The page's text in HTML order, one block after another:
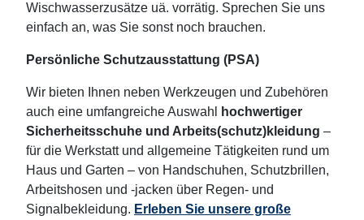
Wischwasserzusätze uä. vorrätig. Sprechen Sie uns
einfach an, was Sie sonst noch brauchen.
Persönliche Schutzausstattung (PSA)
Wir bieten Ihnen neben Werkzeugen und Zubehören
auch eine umfangreiche Auswahl
hochwertiger
Sicherheitsschuhe und Arbeits(schutz)kleidung –
für die Werkstatt und allgemeine Tätigkeiten rund um
Haus und Garten – von Handschuhen, Schutzbrillen,
Arbeitshosen und -jacken über Regen- und
Signalbekleidung. Erleben Sie unsere große